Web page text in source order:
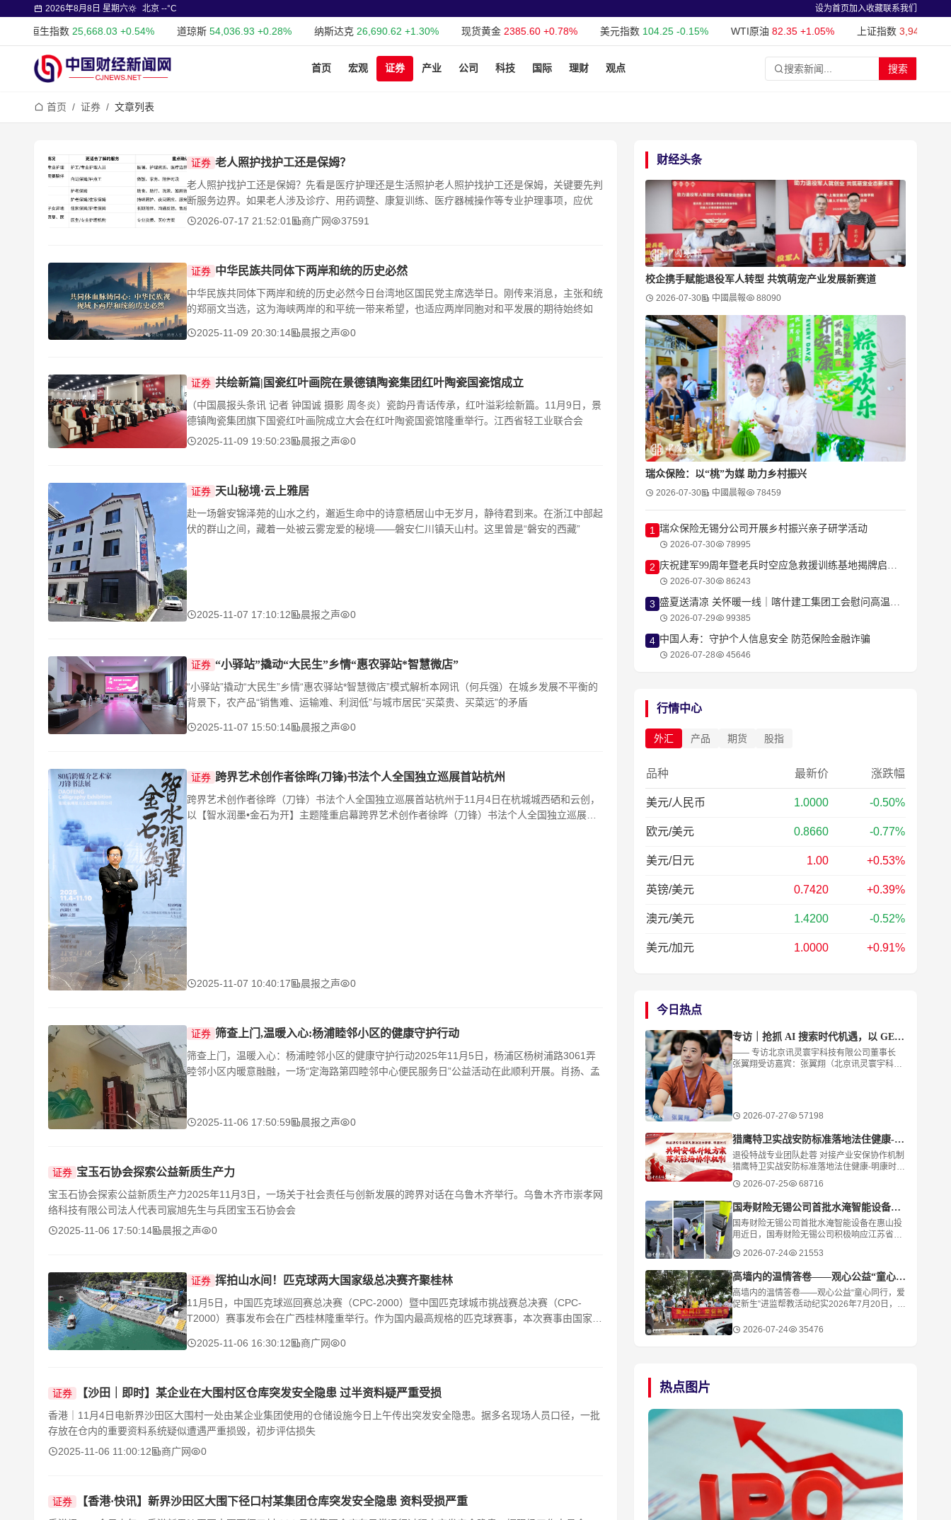
2026年8月8日 星期六 北京 --°C 设为首页加入收藏联系我们
生指数25,668.03 +0.54% 道琼斯54,036.93 +0.28% 纳斯达克26,690.62 +1.30% 现货黄金2385.60 +0.78% 美元指数104.25 -0.15% WTI原油82.35 +1.05% 上证指数3,940.04 +1.02%
首页 宏观 证券 产业 公司 科技 国际 理财 观点 搜索新闻... 搜索
首页 / 证券 / 文章列表
证券 老人照护找护工还是保姆？
老人照护找护工还是保姆？先看是医疗护理还是生活照护老人照护找护工还是保姆，关键要先判
断服务边界。如果老人涉及诊疗、用药调整、康复训练、医疗器械操作等专业护理事项，应优
2026-07-17 21:52:01
商广网 37591
证券 中华民族共同体下两岸和统的历史必然
中华民族共同体下两岸和统的历史必然今日台湾地区国民党主席选举日。刚传来消息，主张和统
的郑丽文当选，这为海峡两岸的和平统一带来希望，也适应两岸同胞对和平发展的期待始终如
2025-11-09 20:30:14 晨报之声 0
证券 共绘新篇|国瓷红叶画院在景德镇陶瓷集团红叶陶瓷国瓷馆成立
（中国晨报头条讯 记者 钟国诚 摄影 周冬炎）瓷韵丹青话传承，红叶溢彩绘新篇。11月9日，景
德镇陶瓷集团旗下国瓷红叶画院成立大会在红叶陶瓷国瓷馆隆重举行。江西省轻工业联合会
2025-11-09 19:50:23
晨报之声 0
证券 天山秘境·云上雅居
赴一场磐安锦泽苑的山水之约，邂逅生命中的诗意栖居山中无岁月，静待君到来。在浙江中部起
伏的群山之间，藏着一处被云雾宠爱的秘境——磐安仁川镇天山村。这里曾是“磐安的西藏”
2025-11-07 17:10:12 晨报之声 0
证券 “小驿站”撬动“大民生”乡情“惠农驿站*智慧微店”
“小驿站”撬动“大民生”乡情“惠农驿站*智慧微店”模式解析本网讯（何兵强）在城乡发展不平衡的
背景下，农产品“销售难、运输难、利润低”与城市居民“买菜贵、买菜远”的矛盾
2025-11-07 15:50:14 晨报之声 0
证券 跨界艺术创作者徐晔(刀锋)书法个人全国独立巡展首站杭州
跨界艺术创作者徐晔（刀锋）书法个人全国独立巡展首站杭州于11月4日在杭城城西硒和云创，
以【智水润墨•金石为开】主题隆重启幕跨界艺术创作者徐晔（刀锋）书法个人全国独立巡展首
2025-11-07 10:40:17 晨报之声 0
证券 筛查上门,温暖入心:杨浦睦邻小区的健康守护行动
筛查上门，温暖入心：杨浦睦邻小区的健康守护行动2025年11月5日，杨浦区杨树浦路3061弄
睦邻小区内暖意融融，一场“定海路第四睦邻中心便民服务日”公益活动在此顺利开展。肖扬、孟
2025-11-06 17:50:59 晨报之声 0
证券 宝玉石协会探索公益新质生产力
宝玉石协会探索公益新质生产力2025年11月3日，一场关于社会责任与创新发展的跨界对话在乌鲁木齐举行。乌鲁木齐市崇孝网
络科技有限公司法人代表司宸旭先生与兵团宝玉石协会会
2025-11-06 17:50:14
晨报之声 0
证券 挥拍山水间！匹克球两大国家级总决赛齐聚桂林
11月5日，中国匹克球巡回赛总决赛（CPC-2000）暨中国匹克球城市挑战赛总决赛（CPC-
T2000）赛事发布会在广西桂林隆重举行。作为国内最高规格的匹克球赛事，本次赛事由国家体
2025-11-06 16:30:12
商广网 0
证券 【沙田｜即时】某企业在大围村区仓库突发安全隐患 过半资料疑严重受损
香港｜11月4日电新界沙田区大围村一处由某企业集团使用的仓储设施今日上午传出突发安全隐患。据多名现场人员口径，一批
存放在仓内的重要资料系统疑似遭遇严重损毁，初步评估损失
2025-11-06 11:00:12
商广网 0
证券 【香港·快讯】新界沙田区大围下径口村某集团仓库突发安全隐患 资料受损严重
财经头条
校企携手赋能退役军人转型 共筑萌宠产业发展新赛道
2026-07-30 中國晨報 88090
瑞众保险：以“桃”为媒 助力乡村振兴
2026-07-30 中國晨報 78459
1 瑞众保险无锡分公司开展乡村振兴亲子研学活动
2026-07-30 78995
2
2026-07-30 86243
3
2026-07-29 99385
4 中国人寿：守护个人信息安全 防范保险金融诈骗
2026-07-28 45646
行情中心
外汇 产品 期货 股指
品种 最新价 涨跌幅
美元/人民币 1.0000 -0.50%
欧元/美元 0.8660 -0.77%
美元/日元 1.00 +0.53%
英镑/美元 0.7420 +0.39%
澳元/美元 1.4200 -0.52%
美元/加元 1.0000 +0.91%
今日热点
专访｜抢抓 AI 搜索时代机遇，以 GEO 与智能体赋能中小企业数字化转型
—— 专访北京讯灵寰宇科技有限公司董事长
张翼翔受访嘉宾：张翼翔（北京讯灵寰宇科技
有限公司董事长）免责声明：本文内容仅代表
受访者个人观点，不构成任何商业投资建议。
2026-07-27
57198
猎鹰特卫实战安防标准落地法住健康-明康时代
退役特战专业团队赴蓉 对接产业安保协作机制
猎鹰特卫实战安防标准落地法住健康-明康时代
7月23日，一场聚焦产业安全体系建设的专题
研讨活动在四川成都举行。来自特种作战领域
2026-07-25 68716
国寿财险无锡公司首批水淹智能设备在惠山投用
国寿财险无锡公司首批水淹智能设备在惠山投
用近日，国寿财险无锡公司积极响应江苏省保
在惠山区显山路等6处高风险点位完成首批水
淹智
2026-07-24 21553
高墙内的温情答卷——观心公益“童心同行，爱促新生”进监帮教活动纪实
高墙内的温情答卷——观心公益“童心同行，爱
促新生”进监帮教活动纪实2026年7月20日，清
晨六点，青田县司法局门口已是一片暖意。一
群特殊的小客人整装待发，他们的行囊里装着
2026-07-24 35476
热点图片